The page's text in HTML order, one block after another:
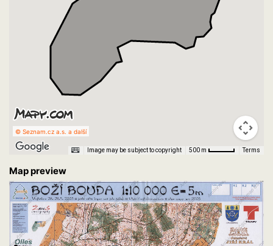
Image may be subject to copyright 500 m Terms
© Seznam.cz a.s. a další
Map preview